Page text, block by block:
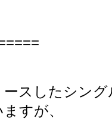
スしたシン
すが、